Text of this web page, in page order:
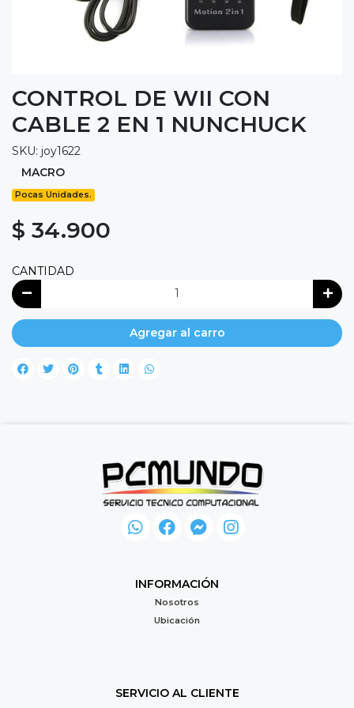
CONTROL DE WII CON
CABLE 2 EN 1 NUNCHUCK
SKU: joy1622
MACRO
Pocas Unidades.
$ 34.900
CANTIDAD
Agregar al carro
INFORMACIÓN
Nosotros
Ubicación
SERVICIO AL CLIENTE